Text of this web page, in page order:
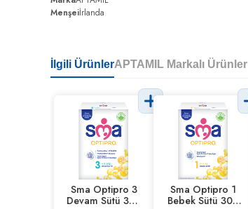
Menşeiİrlanda
İlgili ÜrünlerAPTAMIL Markalı Ürünler
Sma Optipro 3
Devam Sütü 300
Sma Optipro 1
Bebek Sütü 300